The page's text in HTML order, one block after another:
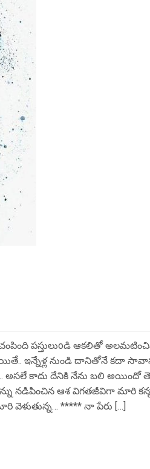
పస్తులుoడి ఆకలితో
ఇన్నేళ్ల నుండి దానితోనే కదా
అసలే కాదు దేనికి నేను బలి అయిందో
నడిపించిన ఆశ విగతజీవిగా మారి
వెళుతున్న… ***** నా పేరు […]